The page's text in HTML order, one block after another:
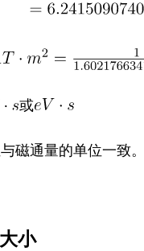
或
磁通量的单位一致
小